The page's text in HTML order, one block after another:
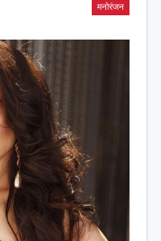
मनोरंजन